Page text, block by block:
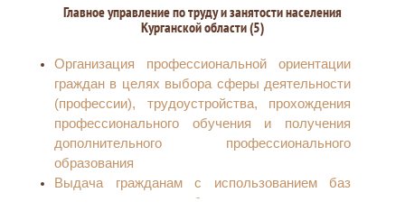
землях лесного фонда
Предоставление лесных участков,
расположенных в границах земель лесного
фонда, в аренду без проведения торгов
Предоставление в пределах земель лесного
фонда лесных участков в безвозмездное
пользование
Предоставление в пределах земель лесного
фонда лесных участков в постоянное
(бессрочное) пользование
оснащенности образовательного процесса для
подготовки трактористов, машинистов и
Главное управление по труду и занятости населения
Курганской области (5)
Организация профессиональной ориентации
граждан в целях выбора сферы деятельности
(профессии), трудоустройства, прохождения
профессионального обучения и получения
дополнительного профессионального
образования
Выдача гражданам с использованием баз
данных органов службы занятости населения